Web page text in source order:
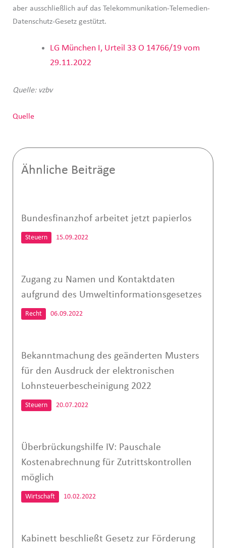
aber ausschließlich auf das Telekommunikation-Telemedien-
Datenschutz-Gesetz gestützt.
LG München I, Urteil 33 O 14766/19 vom
29.11.2022
Quelle: vzbv
Quelle
Ähnliche Beiträge
Bundesfinanzhof arbeitet jetzt papierlos
Steuern 15.09.2022
Zugang zu Namen und Kontaktdaten
aufgrund des Umweltinformationsgesetzes
Recht 06.09.2022
Bekanntmachung des geänderten Musters
für den Ausdruck der elektronischen
Lohnsteuerbescheinigung 2022
Steuern 20.07.2022
Überbrückungshilfe IV: Pauschale
Kostenabrechnung für Zutrittskontrollen
möglich
Wirtschaft 10.02.2022
Kabinett beschließt Gesetz zur Förderung